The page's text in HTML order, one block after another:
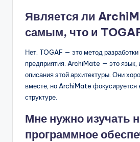
Является ли
самым, что и
Нет. TOGAF — это метод разработки
предприятия. ArchiMate — это язык,
описания этой архитектуры. Они
вместе, но ArchiMate фокусируется
структуре.
Мне нужно изучать
программное